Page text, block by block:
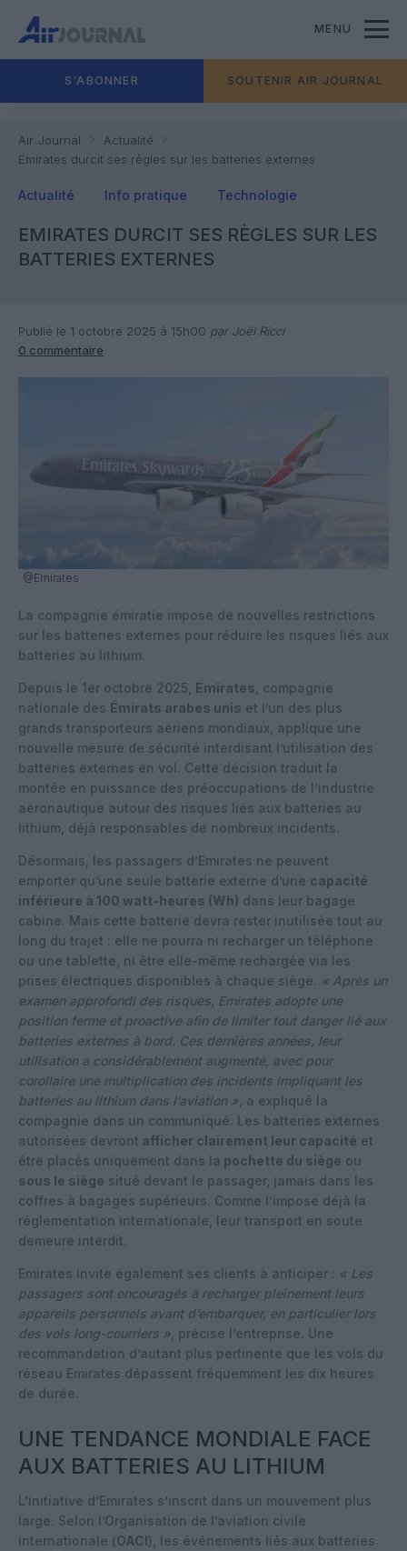
MENU
S'ABONNER SOUTENIR AIR JOURNAL
Air Journal
Actualité
Emirates durcit ses règles sur les batteries externes
Actualité Info pratique Technologie
EMIRATES DURCIT SES RÈGLES SUR LES
BATTERIES EXTERNES
Publié le 1 octobre 2025 à 15h00 par Joël Ricci
0 commentaire
@Emirates
La compagnie émiratie impose de nouvelles restrictions
sur les batteries externes pour réduire les risques liés aux
batteries au lithium.
Depuis le 1er octobre 2025, Emirates , compagnie
nationale des Émirats arabes unis et l’un des plus
grands transporteurs aériens mondiaux, applique une
nouvelle mesure de sécurité interdisant l’utilisation des
batteries externes en vol. Cette décision traduit la
montée en puissance des préoccupations de l’industrie
aéronautique autour des risques liés aux batteries au
lithium, déjà responsables de nombreux incidents.
Désormais, les passagers d’Emirates ne peuvent
emporter qu’une seule batterie externe d’une capacité
inférieure à 100 watt-heures (Wh) dans leur bagage
cabine. Mais cette batterie devra rester inutilisée tout au
long du trajet : elle ne pourra ni recharger un téléphone
ou une tablette, ni être elle-même rechargée via les
prises électriques disponibles à chaque siège. « Après un
examen approfondi des risques, Emirates adopte une
position ferme et proactive afin de limiter tout danger lié aux
batteries externes à bord. Ces dernières années, leur
utilisation a considérablement augmenté, avec pour
corollaire une multiplication des incidents impliquant les
batteries au lithium dans l’aviation », a expliqué la
compagnie dans un communiqué. Les batteries externes
autorisées devront afficher clairement leur capacité et
être placés uniquement dans la pochette du siège ou
sous le siège situé devant le passager, jamais dans les
coffres à bagages supérieurs. Comme l’impose déjà la
réglementation internationale, leur transport en soute
demeure interdit.
Emirates invite également ses clients à anticiper : « Les
passagers sont encouragés à recharger pleinement leurs
appareils personnels avant d’embarquer, en particulier lors
des vols long-courriers », précise l’entreprise. Une
recommandation d’autant plus pertinente que les vols du
réseau Emirates dépassent fréquemment les dix heures
de durée.
UNE TENDANCE MONDIALE FACE
AUX BATTERIES AU LITHIUM
L’initiative d’Emirates s’inscrit dans un mouvement plus
large. Selon l’Organisation de l’aviation civile
internationale (OACI), les événements liés aux batteries